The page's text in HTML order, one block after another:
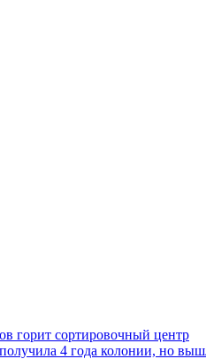
горит сортировочный центр
4 года колонии, но